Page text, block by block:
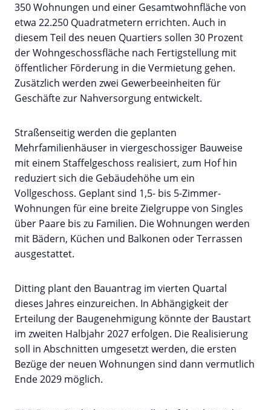
350 Wohnungen und einer Gesamtwohnfläche von
etwa 22.250 Quadratmetern errichten. Auch in
diesem Teil des neuen Quartiers sollen 30 Prozent
der Wohngeschossfläche nach Fertigstellung mit
öffentlicher Förderung in die Vermietung gehen.
Zusätzlich werden zwei Gewerbeeinheiten für
Geschäfte zur Nahversorgung entwickelt.
Straßenseitig werden die geplanten
Mehrfamilienhäuser in viergeschossiger Bauweise
mit einem Staffelgeschoss realisiert, zum Hof hin
reduziert sich die Gebäudehöhe um ein
Vollgeschoss. Geplant sind 1,5- bis 5-Zimmer-
Wohnungen für eine breite Zielgruppe von Singles
über Paare bis zu Familien. Die Wohnungen werden
mit Bädern, Küchen und Balkonen oder Terrassen
ausgestattet.
Ditting plant den Bauantrag im vierten Quartal
dieses Jahres einzureichen. In Abhängigkeit der
Erteilung der Baugenehmigung könnte der Baustart
im zweiten Halbjahr 2027 erfolgen. Die Realisierung
soll in Abschnitten umgesetzt werden, die ersten
Bezüge der neuen Wohnungen sind dann vermutlich
Ende 2029 möglich.